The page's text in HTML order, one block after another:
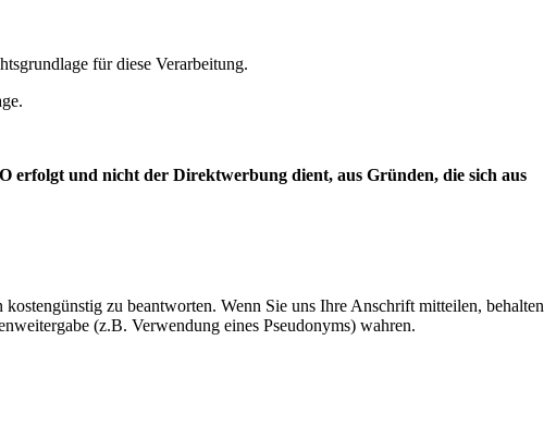
für diese Verarbeitung.
erfolgt und nicht der Direktwerbung dient, aus Gründen, die sich aus
zu beantworten. Wenn Sie uns Ihre Anschrift mitteilen, behalten
(z.B. Verwendung eines Pseudonyms) wahren.